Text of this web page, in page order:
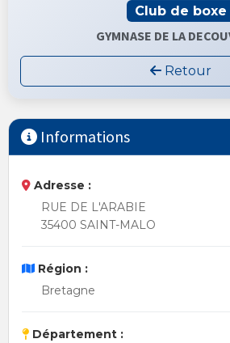
Club de boxe
GYMNASE DE LA
Retour
Informations
Adresse :
RUE DE L'ARABIE
35400 SAINT-MALO
Région :
Bretagne
Département :